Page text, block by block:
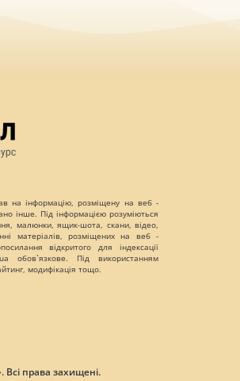
на інформацію, розміщену на веб -
інше. Під інформацією розуміються
малюнки, ящик-шота, скани, відео,
матеріалів, розміщених на веб -
відкритого для індексації
обов`язкове. Під використанням
модифікація тощо.
права захищені.